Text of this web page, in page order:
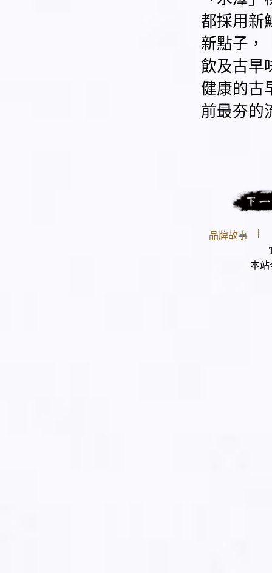
都採用新
新點子，
飲及古早
健康的古
前最夯的
品牌故事
|
本站